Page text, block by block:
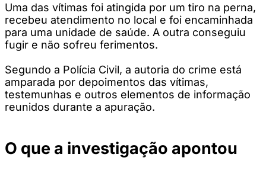
Uma das vítimas foi atingida por um tiro na perna,
recebeu atendimento no local e foi encaminhada
para uma unidade de saúde. A outra conseguiu
fugir e não sofreu ferimentos.
Segundo a Polícia Civil, a autoria do crime está
amparada por depoimentos das vítimas,
testemunhas e outros elementos de informação
reunidos durante a apuração.
O que a investigação apontou